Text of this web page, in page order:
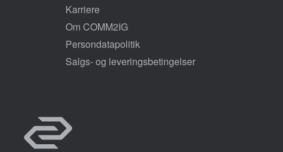
Karriere
Om COMM2IG
Persondatapolitik
Salgs- og leveringsbetingelser